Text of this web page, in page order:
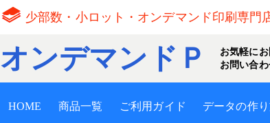
少部数・小ロット・オンデマンド印刷専門
オンデマンドＰ
お気軽に
お問い合
HOME 商品一覧 ご利用ガイド データの作